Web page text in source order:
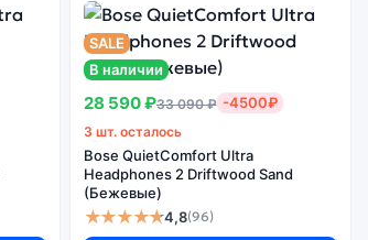
SALE
В наличии
28 590 ₽33 090 ₽ -4500₽
3 шт. осталось
Bose QuietComfort Ultra
Headphones 2 Driftwood Sand
(Бежевые)
★★★★★4,8(96)